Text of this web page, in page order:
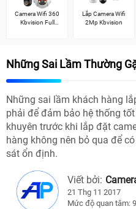
Camera Wifi 360
Kbvision Full
Lắp Camera Wifi
2Mp Kbvision
Những Sai Lầm Thường
Những sai lầm khách hàng
phải để đảm bảo hệ thống
khuyên trước khi lắp đặt
hàng không nên bỏ qua để
sát ổn định.
Viết bởi:
21 Thg 11 2017
Mức độ quan tâm: